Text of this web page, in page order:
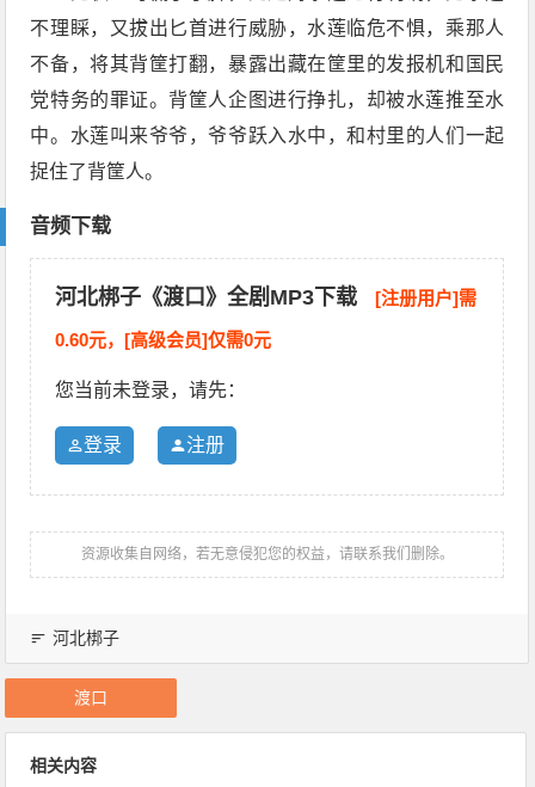
不理睬，又拔出匕首进行威胁，水莲临危不惧，乘那人
不备，将其背筐打翻，暴露出藏在筐里的发报机和国民
党特务的罪证。背筐人企图进行挣扎，却被水莲推至水
中。水莲叫来爷爷，爷爷跃入水中，和村里的人们一起
捉住了背筐人。
音频下载
河北梆子《渡口》全剧MP3下载 [注册用户]需
0.60元，[高级会员]仅需0元
您当前未登录，请先：
登录 注册
资源收集自网络，若无意侵犯您的权益，请联系我们删除。
河北梆子
渡口
相关内容